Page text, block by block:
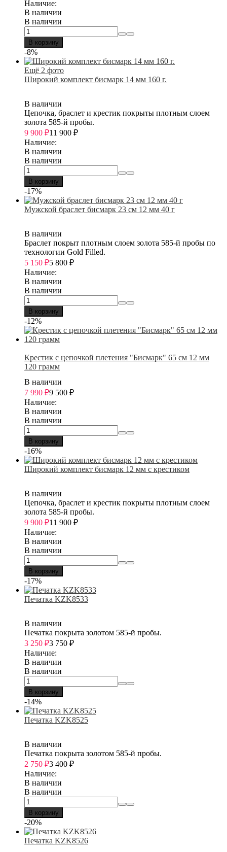
Наличие:
В наличии
В наличии
В корзину
-8%
Ещё 2 фото
Широкий комплект бисмарк 14 мм 160 г.
В наличии
Цепочка, браслет и крестик покрыты плотным слоем
золота 585-й пробы.
9 900 ₽11 900 ₽
Наличие:
В наличии
В наличии
В корзину
-17%
Мужской браслет бисмарк 23 см 12 мм 40 г
В наличии
Браслет покрыт плотным слоем золота 585-й пробы по
технологии Gold Filled.
5 150 ₽5 800 ₽
Наличие:
В наличии
В наличии
В корзину
-12%
Крестик с цепочкой плетения "Бисмарк" 65 см 12 мм
120 грамм
В наличии
7 990 ₽9 500 ₽
Наличие:
В наличии
В наличии
В корзину
-16%
Широкий комплект бисмарк 12 мм с крестиком
В наличии
Цепочка, браслет и крестик покрыты плотным слоем
золота 585-й пробы.
9 900 ₽11 900 ₽
Наличие:
В наличии
В наличии
В корзину
-17%
Печатка KZK8533
В наличии
Печатка покрыта золотом 585-й пробы.
3 250 ₽3 750 ₽
Наличие:
В наличии
В наличии
В корзину
-14%
Печатка KZK8525
В наличии
Печатка покрыта золотом 585-й пробы.
2 750 ₽3 400 ₽
Наличие:
В наличии
В наличии
В корзину
-20%
Печатка KZK8526